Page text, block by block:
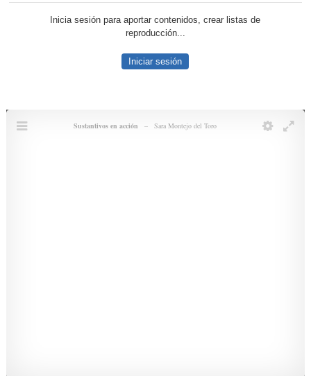
Inicia sesión para aportar contenidos, crear listas de
reproducción...
Iniciar sesión